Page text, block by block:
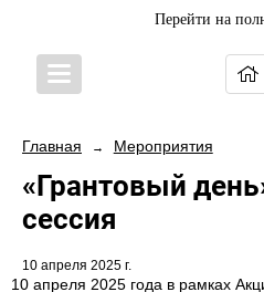
Перейти на
Главная → Мероприятия
«Грантовый
сессия
10 апреля 2025 г.
10 апреля 2025 года в рамках